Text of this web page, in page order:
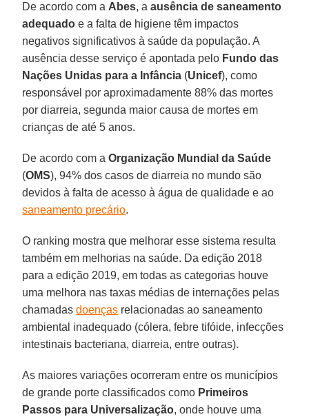
De acordo com a Abes, aausência de saneamento
adequado e a falta de higiene têm impactos
negativos significativos à saúde da população. A
ausência desse serviço é apontada pelo Fundo das
Nações Unidas para a Infância (Unicef), como
responsável por aproximadamente 88% das mortes
por diarreia, segunda maior causa de mortes em
crianças de até 5 anos.
De acordo com aOrganização Mundial da Saúde
(OMS), 94% dos casos de diarreia no mundo são
devidos à falta de acesso à água de qualidade e ao
saneamento precário.
O ranking mostra que melhorar esse sistema resulta
também em melhorias na saúde. Da edição 2018
para a edição 2019, em todas as categorias houve
uma melhora nas taxas médias de internações pelas
chamadasdoenças relacionadas ao saneamento
ambiental inadequado (cólera, febre tifóide, infecções
intestinais bacteriana, diarreia, entre outras).
As maiores variações ocorreram entre os municípios
de grande porte classificados como Primeiros
Passos para Universalização, onde houve uma